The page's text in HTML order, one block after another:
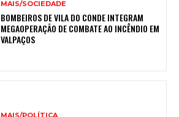
MAIS/SOCIEDADE
BOMBEIROS DE VILA DO CONDE INTEGRAM
MEGAOPERAÇÃO DE COMBATE AO INCÊNDIO EM
VALPAÇOS
MAIS/POLÍTICA